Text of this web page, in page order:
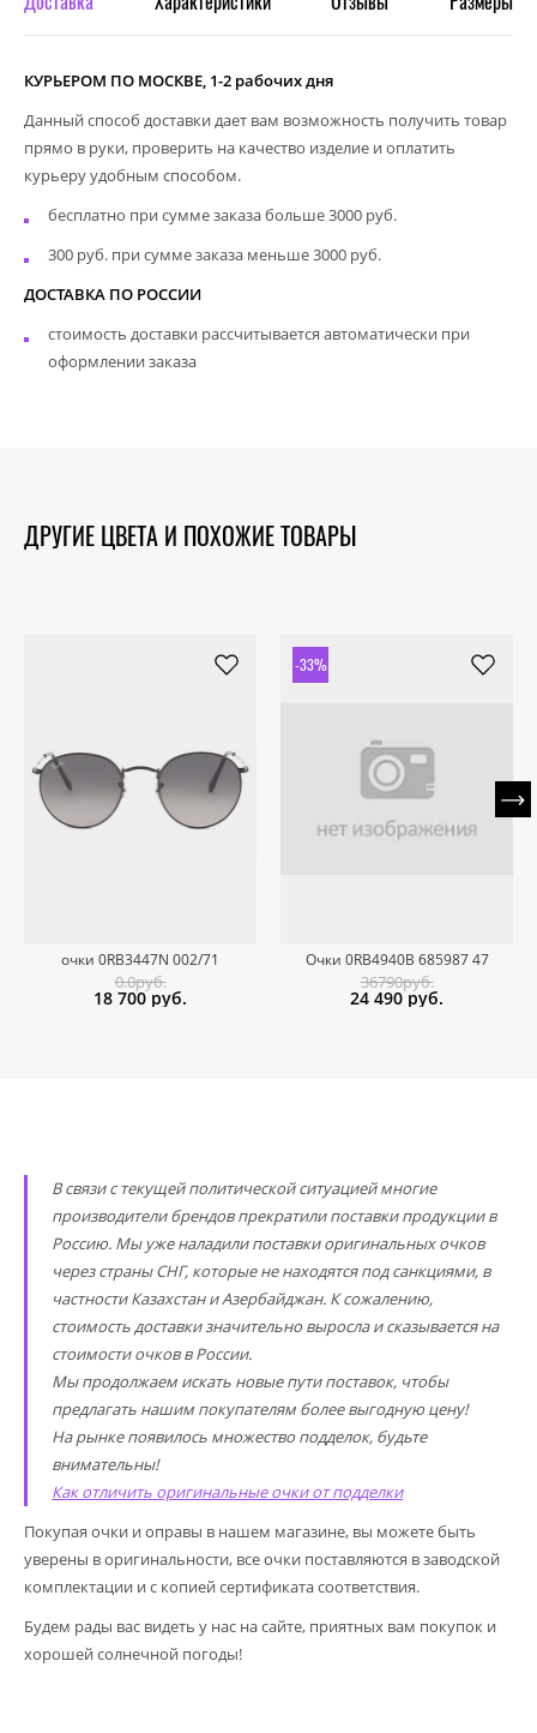
КУРЬЕРОМ ПО МОСКВЕ, 1-2 рабочих дня
Данный способ доставки дает вам возможность получить товар
прямо в руки, проверить на качество изделие и оплатить
курьеру удобным способом.
бесплатно при сумме заказа больше 3000 руб.
300 руб. при сумме заказа меньше 3000 руб.
ДОСТАВКА ПО РОССИИ
стоимость доставки рассчитывается автоматически при
оформлении заказа
ДРУГИЕ ЦВЕТА И ПОХОЖИЕ ТОВАРЫ
очки 0RB3447N 002/71
0.0руб.
18 700 руб.
-33%
Очки 0RB4940B 685987 47
36790руб.
24 490 руб.
В связи с текущей политической ситуацией многие
производители брендов прекратили поставки продукции в
Россию. Мы уже наладили поставки оригинальных очков
через страны СНГ, которые не находятся под санкциями, в
частности Казахстан и Азербайджан. К сожалению,
стоимость доставки значительно выросла и сказывается на
стоимости очков в России.
Мы продолжаем искать новые пути поставок, чтобы
предлагать нашим покупателям более выгодную цену!
На рынке появилось множество подделок, будьте
внимательны!
Как отличить оригинальные очки от подделки
Покупая очки и оправы в нашем магазине, вы можете быть
уверены в оригинальности, все очки поставляются в заводской
комплектации и с копией сертификата соответствия.
Будем рады вас видеть у нас на сайте, приятных вам покупок и
хорошей солнечной погоды!